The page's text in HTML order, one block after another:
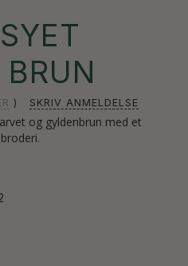
SKRIV ANMELDELSE
og gyldenbrun med et